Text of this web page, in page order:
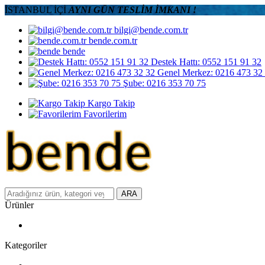
İSTANBUL İÇİ AYNI GÜN TESLİM İMKANI !
bilgi@bende.com.tr
bende.com.tr
bende
Destek Hattı: 0552 151 91 32
Genel Merkez: 0216 473 32
Şube: 0216 353 70 75
Kargo Takip
Favorilerim
ARA
Ürünler
Kategoriler